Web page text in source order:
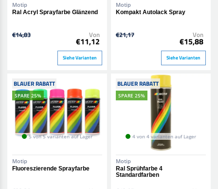
Motip
Ral Acryl Sprayfarbe Glänzend
€14,83 Von
€11,12
Siehe Varianten
Motip
Kompakt Autolack Spray
€21,17 Von
€15,88
Siehe Varianten
BLAUER RABATT
SPARE 25%
5 von 5 varianten auf Lager
Motip
Fluoreszierende Sprayfarbe
BLAUER RABATT
SPARE 25%
4 von 4 varianten auf Lager
Motip
Ral Sprühfarbe 4
Standardfarben